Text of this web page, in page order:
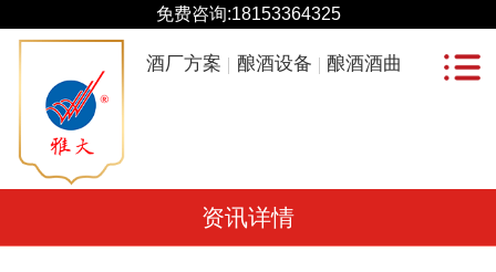
免费咨询:18153364325
酒厂方案 酿酒设备 酿酒酒曲
资讯详情